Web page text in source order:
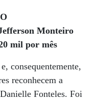
Monteiro
mil por mês
consequentemente,
reconhecem a
Fonteles. Foi